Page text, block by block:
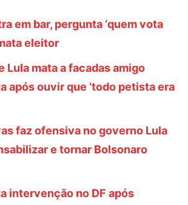
em bar, pergunta ‘quem vota
eleitor
Lula mata a facadas amigo
após ouvir que ‘todo petista era
faz ofensiva no governo Lula
e tornar Bolsonaro
intervenção no DF após